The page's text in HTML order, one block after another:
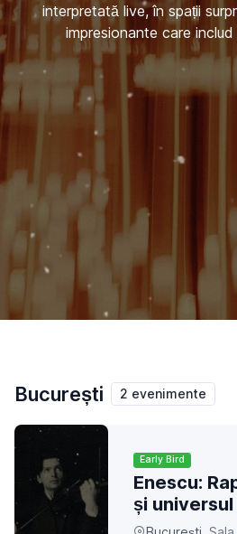
interpretată live, în spații
impresionante care includ
București 2 evenimente
Early Bird
Enescu:
și universul